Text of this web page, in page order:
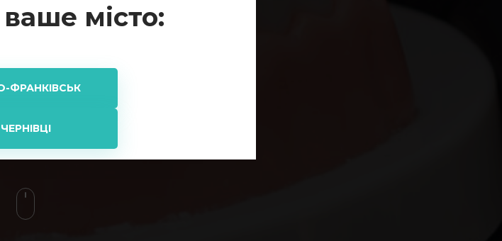
місто:
ФРАНКІВСЬК
ЧЕРНІВЦІ